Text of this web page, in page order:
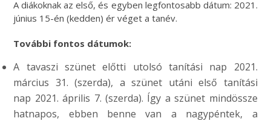
A diákoknak az első, és egyben legfontosabb dátum: 2021.
június 15-én (kedden) ér véget a tanév.
További fontos dátumok:
A tavaszi szünet előtti utolsó tanítási nap 2021.
március 31. (szerda), a szünet utáni első tanítási
nap 2021. április 7. (szerda). Így a szünet mindössze
hatnapos, ebben benne van a nagypéntek, a